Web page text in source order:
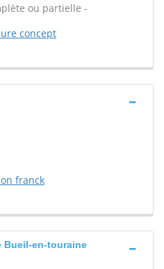
ou partielle -
concept
franck
Bueil-en-touraine